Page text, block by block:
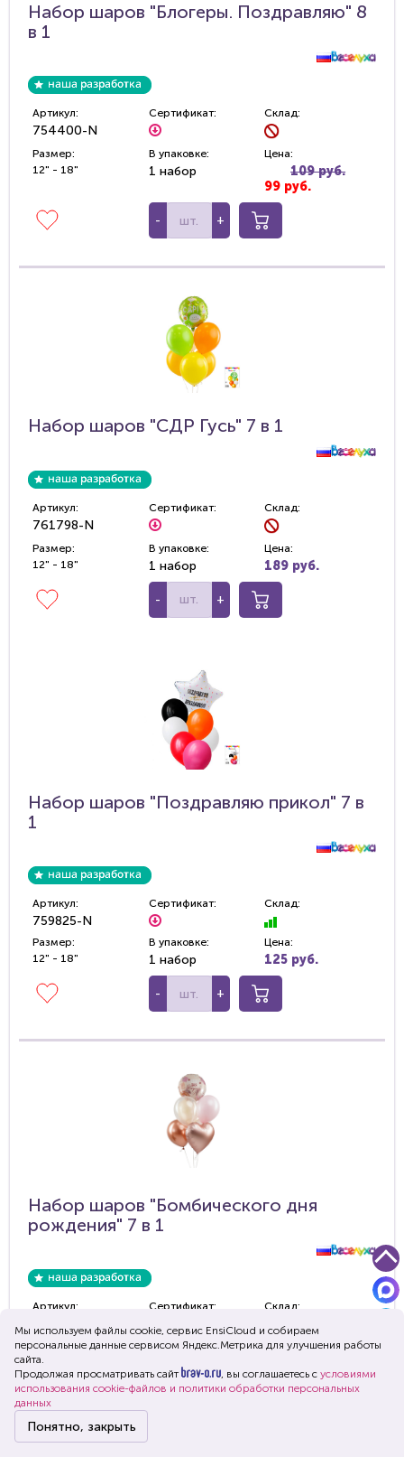
Главная Каталог
Набор шаров "Блогеры. Поздравляю" 8
в 1
Артикул:
754400-N
Сертификат: Склад:
Размер:
12" - 18"
В упаковке:
1 набор
Цена:
109 руб.
99 руб.
- +
Набор шаров "СДР Гусь" 7 в 1
Артикул:
761798-N
Сертификат: Склад:
Размер:
12" - 18"
В упаковке:
1 набор
Цена:
189 руб.
- +
Набор шаров "Поздравляю прикол" 7 в
1
Артикул:
759825-N
Сертификат: Склад:
Размер:
12" - 18"
В упаковке:
1 набор
Цена:
125 руб.
- +
Набор шаров "Бомбического дня
рождения" 7 в 1
Артикул: Сертификат: Склад:
Размер:
12" - 18"
В упаковке:
1 набор
Цена:
- +
Мы используем файлы cookie, сервис EnsiСloud и собираем
персональные данные сервисом Яндекс.Метрика для улучшения работы
сайта.
Продолжая просматривать сайт
, вы соглашаетесь с условиями
использования cookie-файлов и политики обработки персональных
данных
Понятно, закрыть